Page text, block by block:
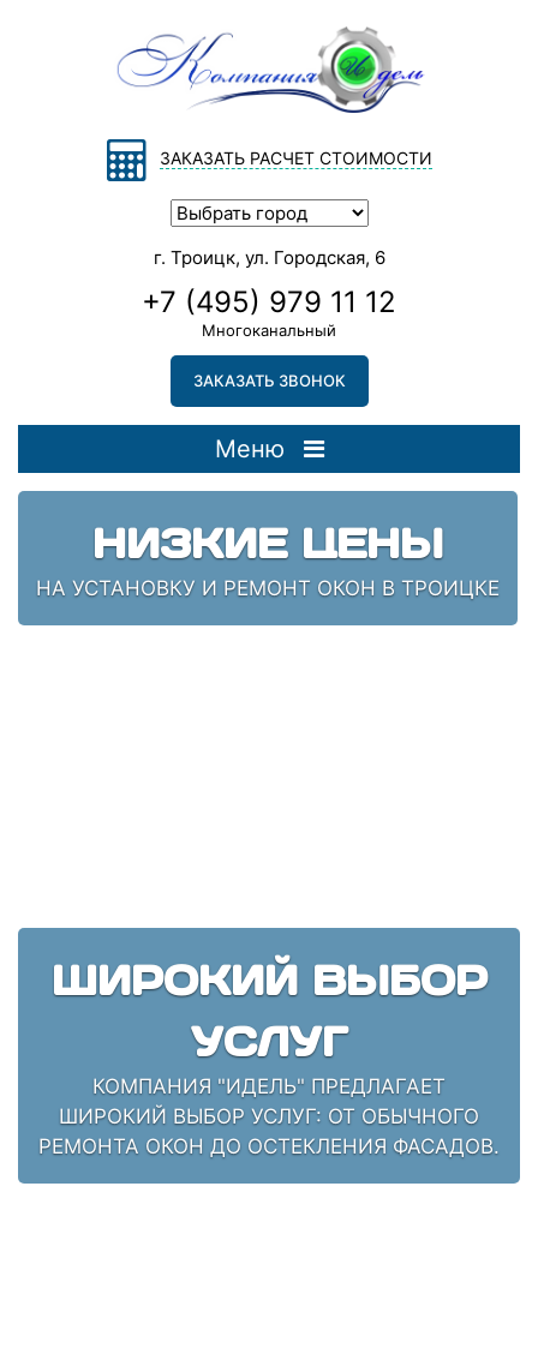
ЗАКАЗАТЬ РАСЧЕТ СТОИМОСТИ
г. Троицк, ул. Городская, 6
+7 (495) 979 11 12
Многоканальный
ЗАКАЗАТЬ ЗВОНОК
Меню
НИЗКИЕ ЦЕНЫ
НА УСТАНОВКУ И РЕМОНТ ОКОН В ТРОИЦКЕ
ШИРОКИЙ ВЫБОР
УСЛУГ
КОМПАНИЯ "ИДЕЛЬ" ПРЕДЛАГАЕТ
ШИРОКИЙ ВЫБОР УСЛУГ: ОТ ОБЫЧНОГО
РЕМОНТА ОКОН ДО ОСТЕКЛЕНИЯ ФАСАДОВ.